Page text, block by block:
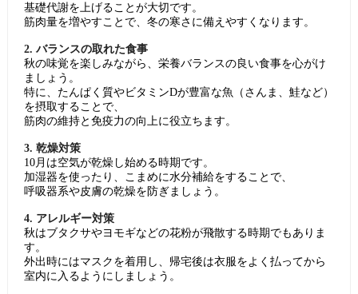
基礎代謝を上げることが大切です。
筋肉量を増やすことで、冬の寒さに備えやすくなります 。
2. バランスの取れた食事
秋の味覚を楽しみながら、栄養バランスの良い食事を心がけ
ましょう。
特に、たんぱく質やビタミンDが豊富な魚（さんま、鮭など）
を摂取することで、
筋肉の維持と免疫力の向上に役立ちます 。
3. 乾燥対策
10月は空気が乾燥し始める時期です。
加湿器を使ったり、こまめに水分補給をすることで、
呼吸器系や皮膚の乾燥を防ぎましょう 。
4. アレルギー対策
秋はブタクサやヨモギなどの花粉が飛散する時期でもありま
す。
外出時にはマスクを着用し、帰宅後は衣服をよく払ってから
室内に入るようにしましょう 。